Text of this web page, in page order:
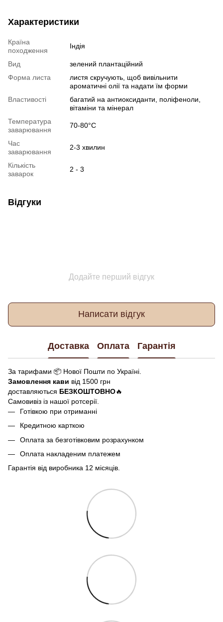
Характеристики
Країна
походження
Індія
Вид
зелений плантаційний
Форма листа
листя скручують, щоб вивільнити
ароматичні олії та надати їм форми
Властивості
багатий на антиоксиданти, поліфеноли,
вітаміни та мінерал
Температура
заварювання
70-80°C
Час
заварювання
2-3 хвилин
Кількість
заварок
2 - 3
Відгуки
Додайте перший відгук
Написати відгук
Доставка Оплата Гарантія
За тарифами 📦 Нової Пошти по Україні.
Замовлення кави від 1500 грн
доставляються БЕЗКОШТОВНО🔥
Самовивіз із нашої ротсерії.
Готівкою при отриманні
Кредитною карткою
Оплата за безготівковим розрахунком
Оплата накладеним платежем
Гарантія від виробника 12 місяців.